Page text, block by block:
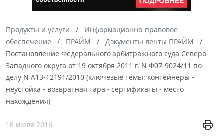
Продукты и услуги
Информационно-правовое
обеспечение
ПРАЙМ
Документы ленты ПРАЙМ
Постановление Федерального арбитражного суда Северо-
Западного округа от 19 октября 2011 г. N Ф07-9024/11 по
делу N А13-12191/2010 (ключевые темы: контейнеры -
неустойка - возвратная тара - сертификаты - место
нахождения)
18 июля 2016